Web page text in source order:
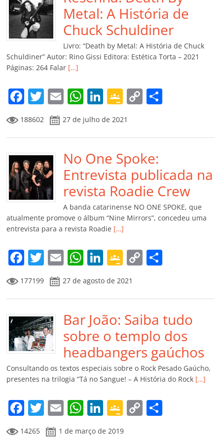
o
o
k
p
p
n Cl
a
ss
ro
m
n
k
til
h
ar
Metal: A História de
Chuck Schuldiner
Livro: “Death by Metal: A História de Chuck
Schuldiner” Autor: Rino Gissi Editora: Estética Torta – 2021
Páginas: 264 Falar […]
F
a
c
e
b
o
o
k
T
w
itt
er
E
m
ai
l
W
h
at
s
A
p
p
Li
n
k
e
dI
n
G
o
o
gl
e
Cl
a
ss
ro
o
m
C
y
Li
n
k
p
til
h
ar
188602 27 de julho de 2021
No One Spoke:
Entrevista publicada na
revista Roadie Crew
A banda catarinense NO ONE SPOKE, que
atualmente promove o álbum “Nine Mirrors”, concedeu uma
entrevista para a revista Roadie […]
F
a
c
e
b
o
o
k
T
w
itt
er
E
m
ai
l
W
at
s
A
p
p
Li
n
k
e
dI
n
G
o
o
gl
e
Cl
a
ss
ro
o
m
C
y
Li
n
k
p
ar
til
h
ar
177199 27 de agosto de 2021
Bar João: Saiba tudo
sobre o templo dos
headbangers gaúchos
Consultando os textos especiais sobre o Rock Pesado Gaúcho,
presentes na trilogia “Tá no Sangue! – A História do Rock […]
F
a
T
w
E
m
W Li
n
G
o
C
14265 1 de março de 2019